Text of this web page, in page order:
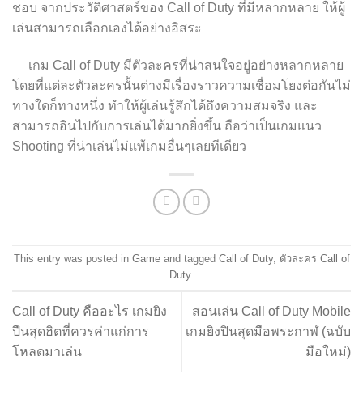
ชอบ จากประวัติศาสตร์ของ Call of Duty ที่มีหลากหลาย ให้ผู้
เล่นสามารถเลือกเองได้อย่างอิสระ
เกม Call of Duty มีตัวละครที่น่าสนใจอยู่อย่างหลากหลาย
โดยที่แต่ละตัวละครนั้นต่างมีเรื่องราวความเชื่อมโยงต่อกันไม่
ทางใดก็ทางหนึ่ง ทำให้ผู้เล่นรู้สึกได้ถึงความสมจริง และ
สามารถอินไปกับการเล่นได้มากยิ่งขึ้น ถือว่าเป็นเกมแนว
Shooting ที่น่าเล่นไม่แพ้เกมอื่นๆเลยทีเดียว
This entry was posted in Gameand tagged Call of Duty, ตัวละคร Call of
Duty.
Call of Duty คืออะไร เกมยิง
ปืนสุดฮิตที่ควรค่าแก่การ
โหลดมาเล่น
สอนเล่น Call of Duty Mobile
เกมยิงปินสุดมือพระกาฬ (ฉบับ
มือใหม่)